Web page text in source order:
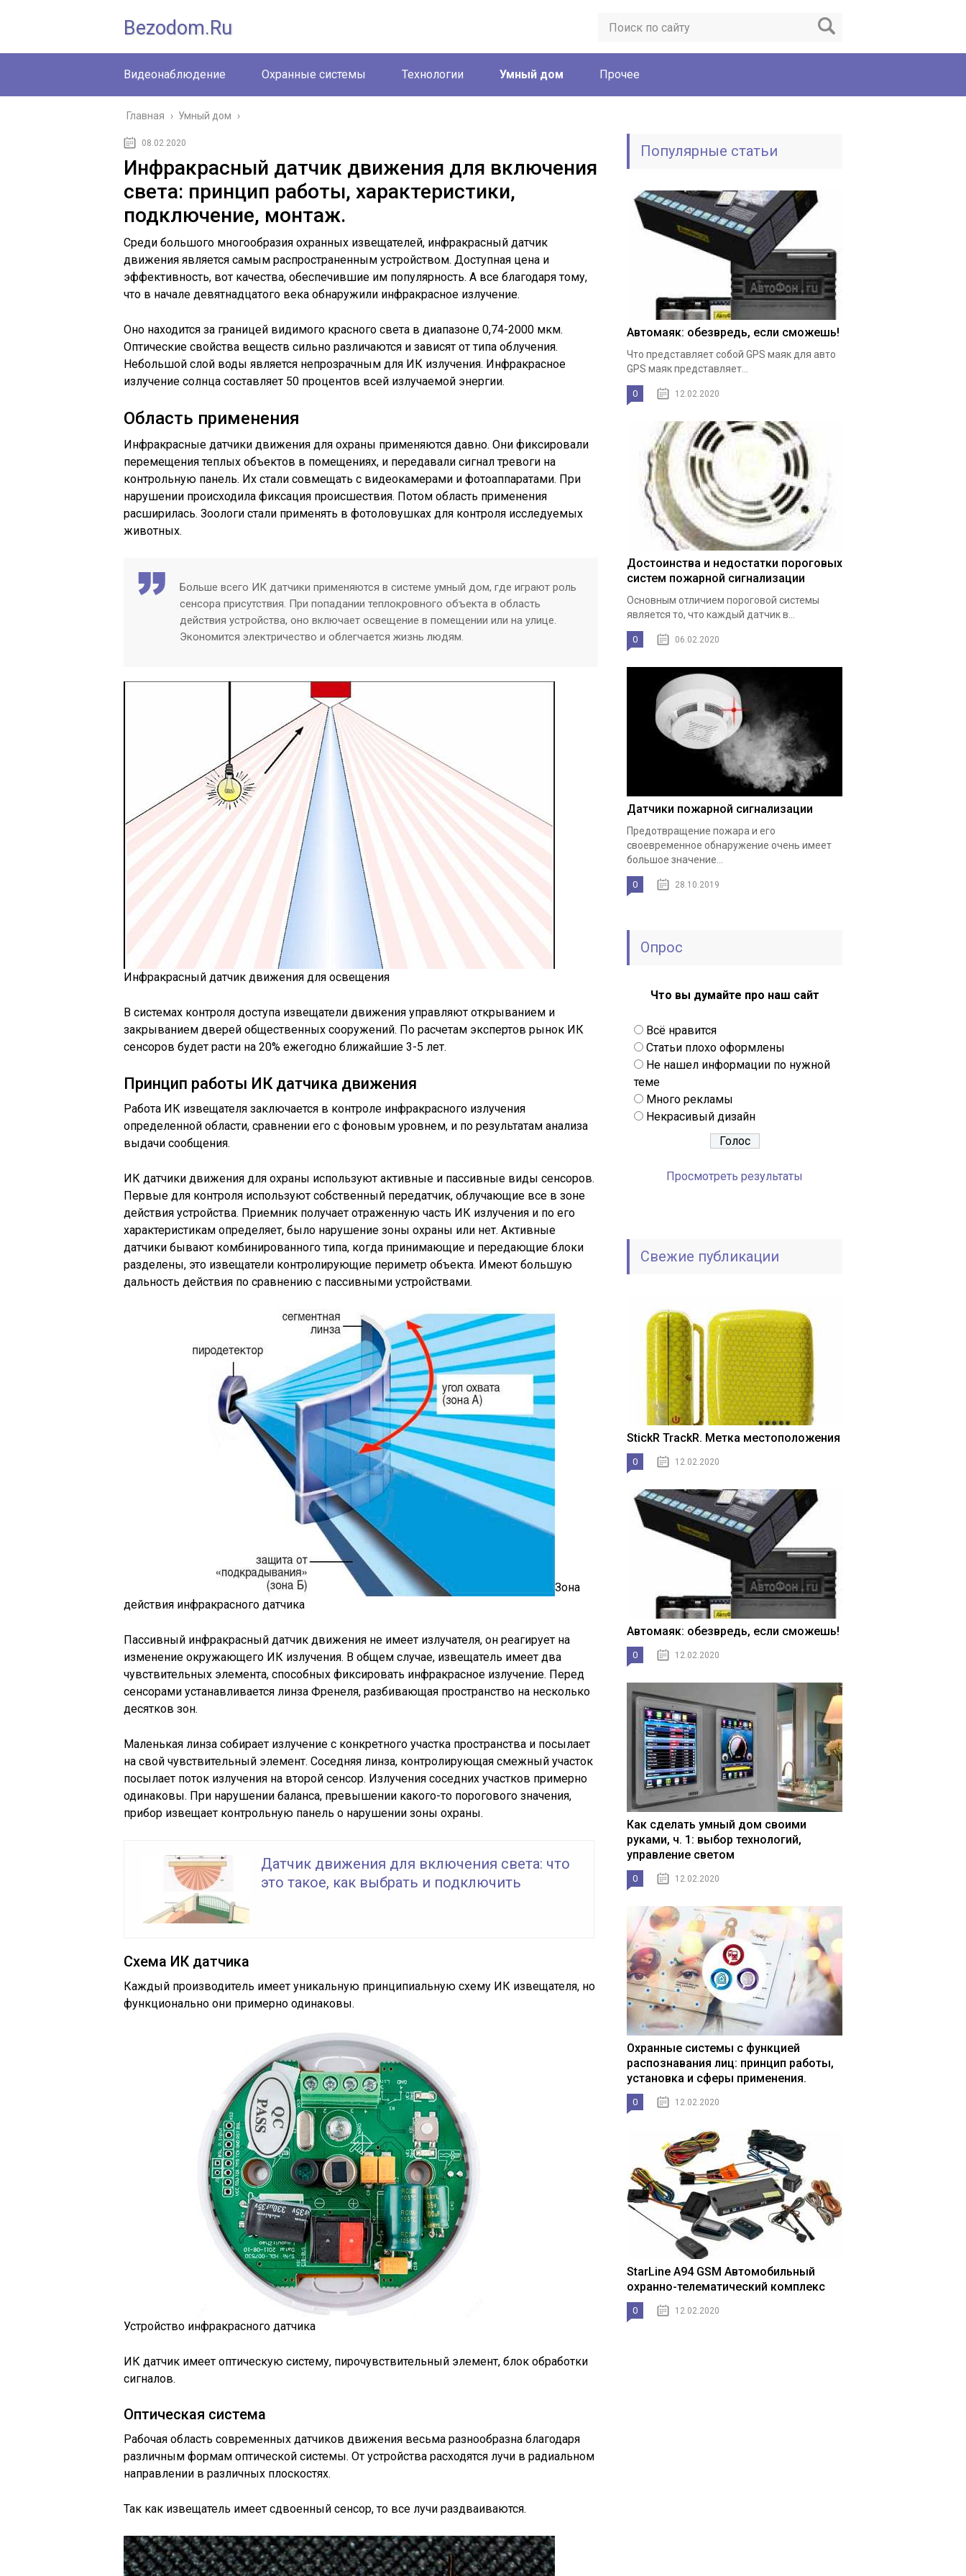
Bezodom.ru
Видеонаблюдение Охранные системы Технологии Умный дом Прочее
Главная › Умный дом ›
08.02.2020
Инфракрасный датчик движения для включения
света: принцип работы, характеристики,
подключение, монтаж.
Среди большого многообразия охранных извещателей, инфракрасный датчик
движения является самым распространенным устройством. Доступная цена и
эффективность, вот качества, обеспечившие им популярность. А все благодаря тому,
что в начале девятнадцатого века обнаружили инфракрасное излучение.
Оно находится за границей видимого красного света в диапазоне 0,74-2000 мкм.
Оптические свойства веществ сильно различаются и зависят от типа облучения.
Небольшой слой воды является непрозрачным для ИК излучения. Инфракрасное
излучение солнца составляет 50 процентов всей излучаемой энергии.
Область применения
Инфракрасные датчики движения для охраны применяются давно. Они фиксировали
перемещения теплых объектов в помещениях, и передавали сигнал тревоги на
контрольную панель. Их стали совмещать с видеокамерами и фотоаппаратами. При
нарушении происходила фиксация происшествия. Потом область применения
расширилась. Зоологи стали применять в фотоловушках для контроля исследуемых
животных.
Больше всего ИК датчики применяются в системе умный дом, где играют роль
сенсора присутствия. При попадании теплокровного объекта в область
действия устройства, оно включает освещение в помещении или на улице.
Экономится электричество и облегчается жизнь людям.
Инфракрасный датчик движения для освещения
В системах контроля доступа извещатели движения управляют открыванием и
закрыванием дверей общественных сооружений. По расчетам экспертов рынок ИК
сенсоров будет расти на 20% ежегодно ближайшие 3-5 лет.
Принцип работы ИК датчика движения
Работа ИК извещателя заключается в контроле инфракрасного излучения
определенной области, сравнении его с фоновым уровнем, и по результатам анализа
выдачи сообщения.
ИК датчики движения для охраны используют активные и пассивные виды сенсоров.
Первые для контроля используют собственный передатчик, облучающие все в зоне
действия устройства. Приемник получает отраженную часть ИК излучения и по его
характеристикам определяет, было нарушение зоны охраны или нет. Активные
датчики бывают комбинированного типа, когда принимающие и передающие блоки
разделены, это извещатели контролирующие периметр объекта. Имеют большую
дальность действия по сравнению с пассивными устройствами.
Зона
действия инфракрасного датчика
Пассивный инфракрасный датчик движения не имеет излучателя, он реагирует на
изменение окружающего ИК излучения. В общем случае, извещатель имеет два
чувствительных элемента, способных фиксировать инфракрасное излучение. Перед
сенсорами устанавливается линза Френеля, разбивающая пространство на несколько
десятков зон.
Маленькая линза собирает излучение с конкретного участка пространства и посылает
на свой чувствительный элемент. Соседняя линза, контролирующая смежный участок
посылает поток излучения на второй сенсор. Излучения соседних участков примерно
одинаковы. При нарушении баланса, превышении какого-то порогового значения,
прибор извещает контрольную панель о нарушении зоны охраны.
Датчик движения для включения света: что
это такое, как выбрать и подключить
Схема ИК датчика
Каждый производитель имеет уникальную принципиальную схему ИК извещателя, но
функционально они примерно одинаковы.
Устройство инфракрасного датчика
ИК датчик имеет оптическую систему, пирочувствительный элемент, блок обработки
сигналов.
Оптическая система
Рабочая область современных датчиков движения весьма разнообразна благодаря
различным формам оптической системы. От устройства расходятся лучи в радиальном
направлении в различных плоскостях.
Так как извещатель имеет сдвоенный сенсор, то все лучи раздваиваются.
Популярные статьи
Автомаяк: обезвредь, если сможешь!
Что представляет собой GPS маяк для авто
GPS маяк представляет...
0 12.02.2020
Достоинства и недостатки пороговых
систем пожарной сигнализации
Основным отличием пороговой системы
является то, что каждый датчик в...
0 06.02.2020
Датчики пожарной сигнализации
Предотвращение пожара и его
своевременное обнаружение очень имеет
большое значение...
0 28.10.2019
Опрос
Что вы думайте про наш сайт
Всё нравится
Статьи плохо оформлены
Не нашел информации по нужной
теме
Много рекламы
Некрасивый дизайн
Просмотреть результаты
Свежие публикации
StickR TrackR. Метка местоположения
0 12.02.2020
Автомаяк: обезвредь, если сможешь!
0 12.02.2020
Как сделать умный дом своими
руками, ч. 1: выбор технологий,
управление светом
0 12.02.2020
Охранные системы с функцией
распознавания лиц: принцип работы,
установка и сферы применения.
0 12.02.2020
StarLine A94 GSM Автомобильный
охранно-телематический комплекс
0 12.02.2020